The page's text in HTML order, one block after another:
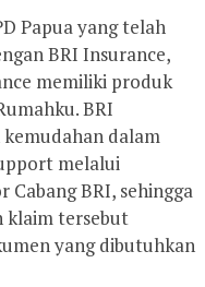
Papua yang telah
BRI Insurance,
memiliki produk
BRI
dalam
melalui
BRI, sehingga
klaim tersebut
yang dibutuhkan